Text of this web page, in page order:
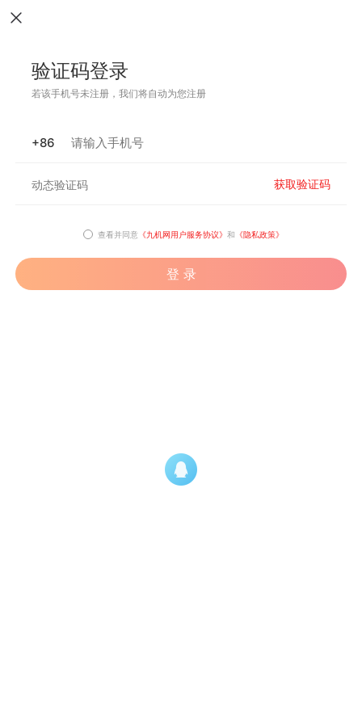
验证码登录
若该手机号未注册，我们将自动为您注册
+86
获取验证码
查看并同意 《九机网用户服务协议》 和 《隐私政策》
登 录